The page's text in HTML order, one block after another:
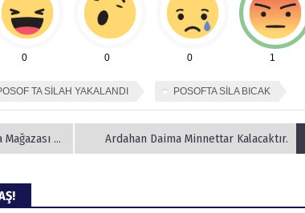
0 0 0 1
TA SİLAH YAKALANDI POSOFTA SİLA BICAK
Açıldı Ardahan Daima Minnettar Kalacaktır.